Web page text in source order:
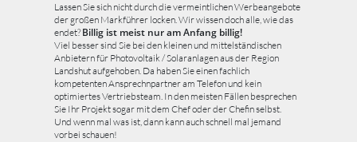
Lassen Sie sich nicht durch die vermeintlichen Werbeangebote
der großen Markführer locken. Wir wissen doch alle, wie das
endet?Billig ist meist nur am Anfang billig!
Viel besser sind Sie bei den kleinen und mittelständischen
Anbietern für Photovoltaik / Solaranlagen aus der Region
Landshut aufgehoben. Da haben Sie einen fachlich
kompetenten Ansprechnpartner am Telefon und kein
optimiertes Vertriebsteam. In den meisten Fällen besprechen
Sie Ihr Projekt sogar mit dem Chef oder der Chefin selbst.
Und wenn mal was ist, dann kann auch schnell mal jemand
vorbei schauen!